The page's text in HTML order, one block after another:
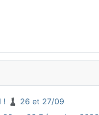
! ♟️ 26 et 27/09